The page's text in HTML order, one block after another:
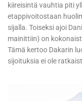
kiireisintä vauhtia piti
etappivoitostaan
sijalla. Toiseksi ajoi
mainittiin) on
Tämä kertoo Dakarin
sijoituksia ei ole